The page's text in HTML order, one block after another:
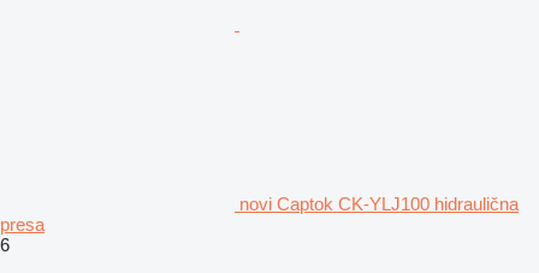
novi Captok CK-YLJ100 hidraulična
presa
6